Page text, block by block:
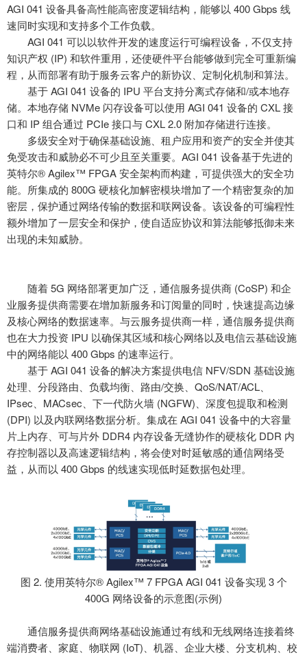
AGI 041 设备具备高性能高密度逻辑结构，能够以 400 Gbps 线
速同时实现和支持多个工作负载。
AGI 041 可以以软件开发的速度运行可编程设备，不仅支持
知识产权 (IP) 和软件重用，还使硬件平台能够做到完全可重新编
程，从而部署有助于服务云客户的新协议、定制化机制和算法。
基于AGI 041 设备的 IPU 平台支持分离式存储和/或本地存
储。本地存储 NVMe 闪存设备可以使用 AGI 041 设备的 CXL 接
口和 IP 组合通过 PCIe 接口与 CXL 2.0 附加存储进行连接。
多级安全对于确保基础设施、租户应用和资产的安全并使其
免受攻击和威胁必不可少且至关重要。 AGI 041 设备基于先进的
英特尔® Agilex™ FPGA 安全架构而构建，可提供强大的安全功
能。所集成的 800G 硬核化加解密模块增加了一个精密复杂的加
密层，保护通过网络传输的数据和联网设备。该设备的可编程性
额外增加了一层安全和保护，使自适应协议和算法能够抵御未来
出现的未知威胁。
随着5G 网络部署更加广泛，通信服务提供商 (CoSP) 和企
业服务提供商需要在增加新服务和订阅量的同时，快速提高边缘
及核心网络的数据速率。与云服务提供商一样，通信服务提供商
也在大力投资 IPU 以确保其区域和核心网络以及电信云基础设施
中的网络能以 400 Gbps 的速率运行。
基于AGI 041 设备的解决方案提供电信 NFV/SDN 基础设施
处理、分段路由、负载均衡、路由/交换、QoS/NAT/ACL、
IPsec、MACsec、下一代防火墙 (NGFW)、深度包提取和检测
(DPI) 以及内联网络数据分析。集成在 AGI 041 设备中的大容量
片上内存、可与片外 DDR4 内存设备无缝协作的硬核化 DDR 内
存控制器以及高速逻辑结构，将会使对时延敏感的通信网络受
益，从而以 400 Gbps 的线速实现低时延数据包处理。
图 2. 使用英特尔® Agilex™ 7 FPGA AGI 041 设备实现 3 个
400G 网络设备的示意图(示例)
通信服务提供商网络基础设施通过有线和无线网络连接着终
端消费者、家庭、物联网 (IoT)、机器、企业大楼、分支机构、校